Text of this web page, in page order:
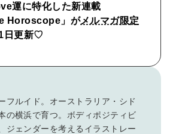
MAGAZINE
特集
ーカルが 教えてくれた 本当の歩き方。」
MOOK
運に特化した新連載
Horoscope」がメルマガ限定
日更新♡
フルイド。オーストラリア・シド
の横浜で育つ。ボディポジティビ
ジェンダーを考えるイラストレー